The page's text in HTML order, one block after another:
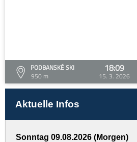
PODBANSKÉ SKI
950 m
18:09
15. 3. 2026
Aktuelle Infos
Sonntag 09.08.2026 (Morgen)